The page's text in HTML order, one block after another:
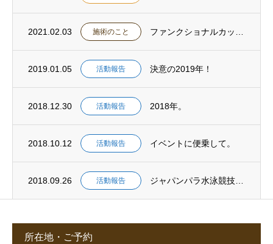
2021.02.03 施術のこと
2019.01.05 活動報告 決意の2019年！
2018.12.30 活動報告 2018年。
2018.10.12 活動報告 イベントに便乗して。
2018.09.26 活動報告
所在地・ご予約